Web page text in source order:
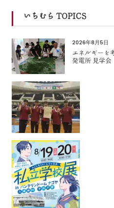
いちむら TOPICS
2026年8月5日
エネルギーを
発電所 見学会